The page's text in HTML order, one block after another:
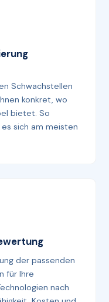
Schwachstellen
konkret, wo
bietet. So
sich am meisten
der passenden
für Ihre
nach